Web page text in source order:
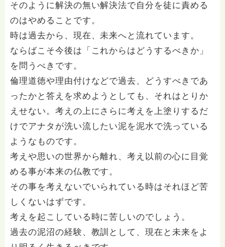
そのように解決の無い解決法で自分を徒に責める
のはやめることです。
時は過去から、現在、未来へと流れています。
ならばこそ今後は「これからはどうするべきか」
を問うべきです。
倫理道徳や理由付けなどで過去、どうすべきであ
ったかと答えを求めようとしても、それはとりか
えせない。考えの上にさらに考えを上塗りするだ
けでアナタが洗い流したい泥を泥水で洗っている
ようなものです。
考えや思いの世界から離れ、考え以前の心に目覚
める事が本来の仏教です。
その事を考えないでいられている時はそれほど苦
しくないはずです。
考えを起こしている時に苦しいのでしょう。
過去の泥沼の経験、教訓として、現在と未来をよ